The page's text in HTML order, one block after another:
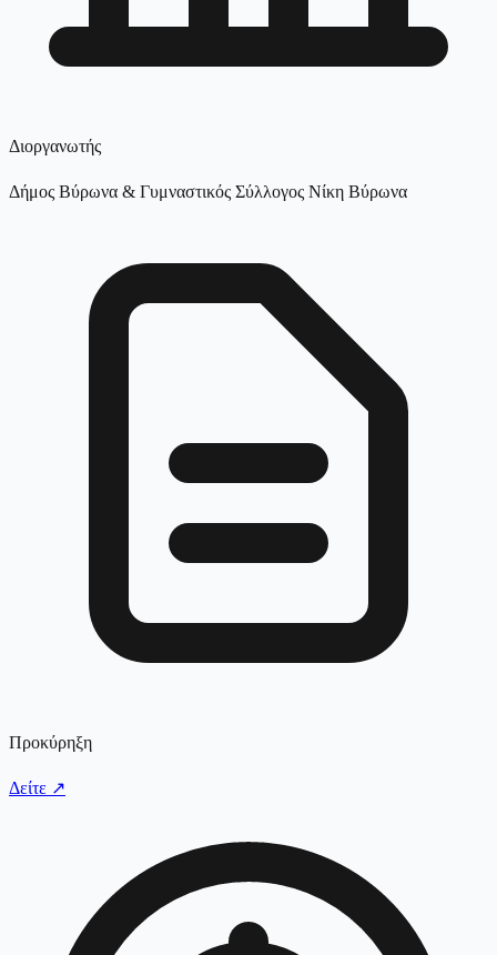
Διοργανωτής
Δήμος Βύρωνα & Γυμναστικός Σύλλογος Νίκη Βύρωνα
Προκύρηξη
Δείτε ↗